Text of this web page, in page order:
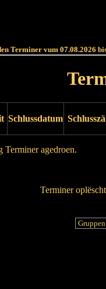
Terminer vum 07.08.2026
Schlussdatum
Terminer agedroen.
Terminer